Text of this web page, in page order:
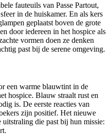
fauteuils van Passe Partout,
in de huiskamer. En als kers
geplaatst boven de grote
door iedereen in het hospice als
vormen doen ze denken
past bij de serene omgeving.
een warme blauwtint in de
hospice. Blauw straalt rust en
is. De eerste reacties van
zijn positief. Het nieuwe
die past bij hun missie: